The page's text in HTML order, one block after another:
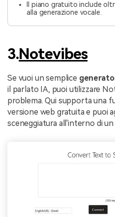
Il piano gratuito include
alla generazione vocale.
3.Notevibes
Se vuoi un semplice
il parlato IA, puoi utilizzare
problema. Qui supporta una
versione web gratuita e puoi
sceneggiatura all'interno di